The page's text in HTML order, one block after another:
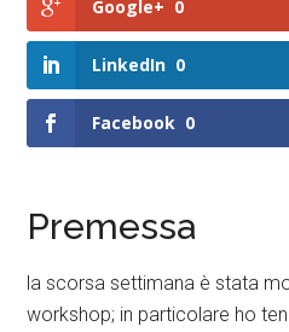
Google+ 0
LinkedIn 0
Facebook 0
Premessa
la scorsa settimana è stata
workshop; in particolare ho